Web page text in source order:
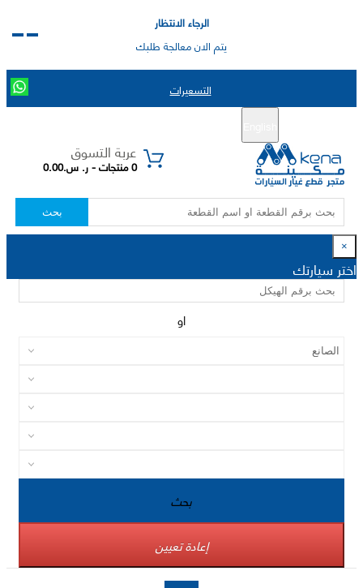
الرجاء الانتظار
يتم الان معالجة طلبك
التسعيرات
عربة التسوق
0 منتجات - ر. س.0.00
بحث
×
اختر سيارتك
او
بحث
إعادة تعيين